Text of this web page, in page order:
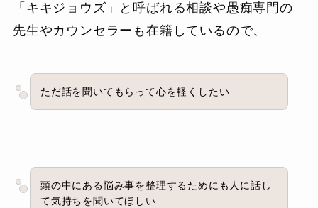
「キキジョウズ」と呼ばれる相談や愚痴専門の
先生やカウンセラーも在籍しているので、
ただ話を聞いてもらって心を軽くしたい
頭の中にある悩み事を整理するためにも人に話し
て気持ちを聞いてほしい